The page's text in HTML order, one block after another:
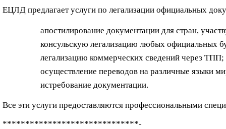
ЕЦЛД предлагает услуги по легализации официальных
апостилирование документации для стран,
консульскую легализацию любых официальных
легализацию коммерческих сведений через ТПП;
осуществление переводов на различные языки
истребование документации.
Все эти услуги предоставляются профессиональными
******************************-